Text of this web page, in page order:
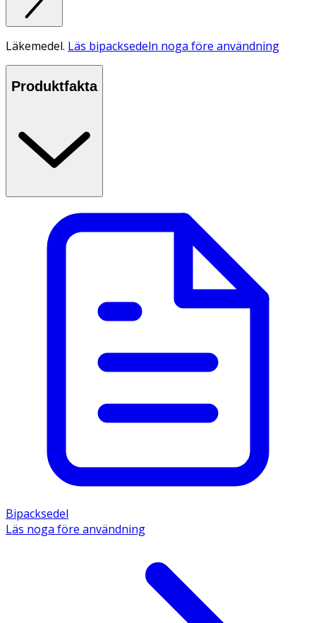
Läkemedel. Läs bipacksedeln noga före användning
Produktfakta
Bipacksedel
Läs noga före användning